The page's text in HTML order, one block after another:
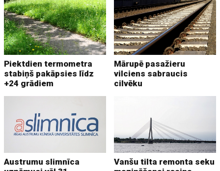
Piektdien termometra
stabiņš pakāpsies līdz
+24 grādiem
Mārupē pasažieru
vilciens sabraucis
cilvēku
Austrumu slimnīca
Vanšu tilta remonta seku